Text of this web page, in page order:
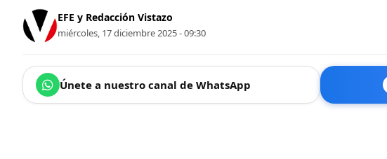
EFE y Redacción Vistazo
miércoles, 17 diciembre 2025 - 09:30
Únete a nuestro canal de WhatsApp